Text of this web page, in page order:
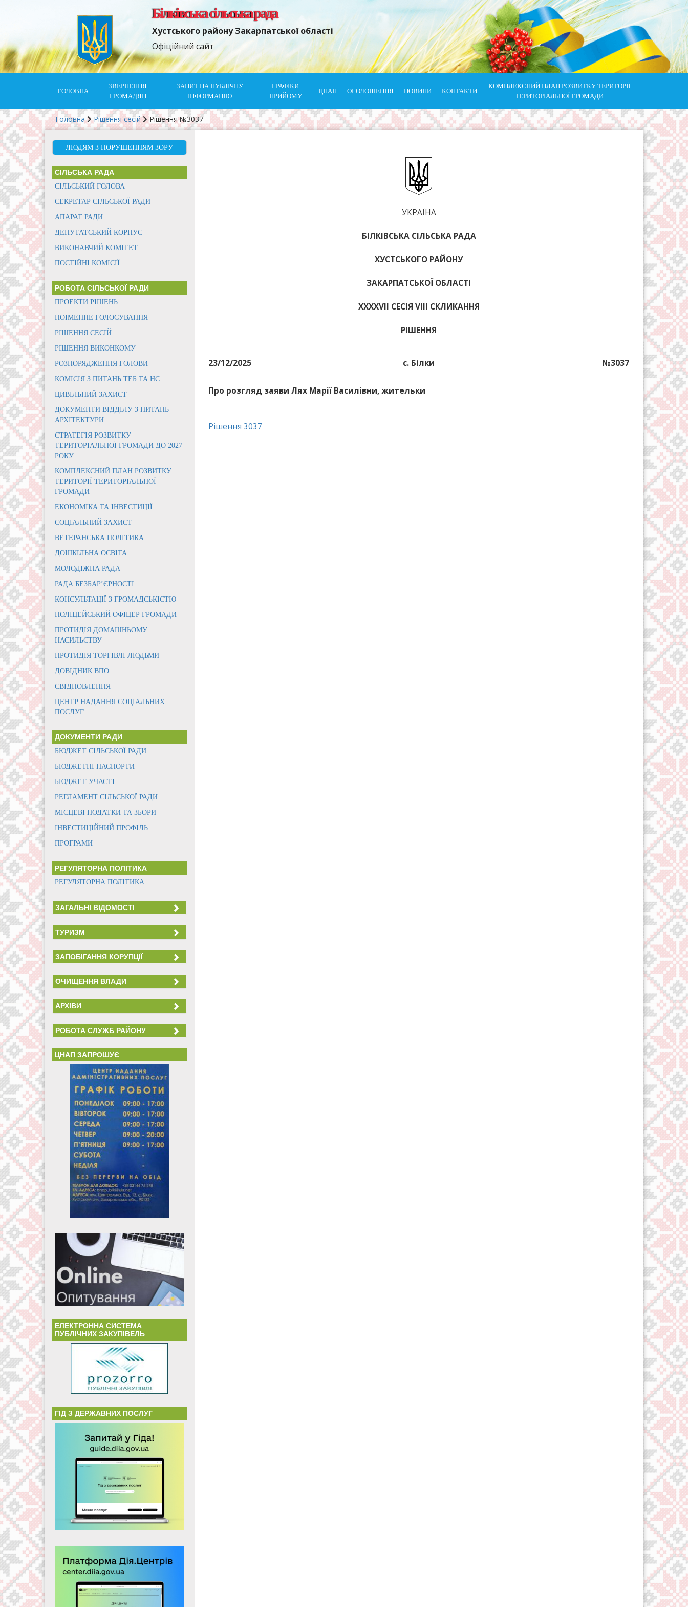
Білківська сільська рада
Хустського району Закарпатської області
Офіційний сайт
ГОЛОВНА
ЗВЕРНЕННЯ
ГРОМАДЯН
ЗАПИТ НА ПУБЛІЧНУ
ІНФОРМАЦІЮ
ГРАФІКИ
ПРИЙОМУ
ЦНАП ОГОЛОШЕННЯ НОВИНИ КОНТАКТИ
КОМПЛЕКСНИЙ ПЛАН РОЗВИТКУ ТЕРИТОРІЇ
ТЕРИТОРІАЛЬНОЇ ГРОМАДИ
Головна Рішення сесій Рішення №3037
ЛЮДЯМ З ПОРУШЕННЯМ ЗОРУ
СІЛЬСЬКА РАДА
СІЛЬСЬКИЙ ГОЛОВА
СЕКРЕТАР СІЛЬСЬКОЇ РАДИ
АПАРАТ РАДИ
ДЕПУТАТСЬКИЙ КОРПУС
ВИКОНАВЧИЙ КОМІТЕТ
ПОСТІЙНІ КОМІСІЇ
РОБОТА СІЛЬСЬКОЇ РАДИ
ПРОЕКТИ РІШЕНЬ
ПОІМЕННЕ ГОЛОСУВАННЯ
РІШЕННЯ СЕСІЙ
РІШЕННЯ ВИКОНКОМУ
РОЗПОРЯДЖЕННЯ ГОЛОВИ
КОМІСІЯ З ПИТАНЬ ТЕБ ТА НС
ЦИВІЛЬНИЙ ЗАХИСТ
ДОКУМЕНТИ ВІДДІЛУ З ПИТАНЬ
АРХІТЕКТУРИ
СТРАТЕГІЯ РОЗВИТКУ
ТЕРИТОРІАЛЬНОЇ ГРОМАДИ ДО 2027
РОКУ
КОМПЛЕКСНИЙ ПЛАН РОЗВИТКУ
ТЕРИТОРІЇ ТЕРИТОРІАЛЬНОЇ
ГРОМАДИ
ЕКОНОМІКА ТА ІНВЕСТИЦІЇ
СОЦІАЛЬНИЙ ЗАХИСТ
ВЕТЕРАНСЬКА ПОЛІТИКА
ДОШКІЛЬНА ОСВІТА
МОЛОДІЖНА РАДА
РАДА БЕЗБАР’ЄРНОСТІ
КОНСУЛЬТАЦІЇ З ГРОМАДСЬКІСТЮ
ПОЛІЦЕЙСЬКИЙ ОФІЦЕР ГРОМАДИ
ПРОТИДІЯ ДОМАШНЬОМУ
НАСИЛЬСТВУ
ПРОТИДІЯ ТОРГІВЛІ ЛЮДЬМИ
ДОВІДНИК ВПО
ЄВІДНОВЛЕННЯ
ЦЕНТР НАДАННЯ СОЦІАЛЬНИХ
ПОСЛУГ
ДОКУМЕНТИ РАДИ
БЮДЖЕТ СІЛЬСЬКОЇ РАДИ
БЮДЖЕТНІ ПАСПОРТИ
БЮДЖЕТ УЧАСТІ
РЕГЛАМЕНТ СІЛЬСЬКОЇ РАДИ
МІСЦЕВІ ПОДАТКИ ТА ЗБОРИ
ІНВЕСТИЦІЙНИЙ ПРОФІЛЬ
ПРОГРАМИ
РЕГУЛЯТОРНА ПОЛІТИКА
РЕГУЛЯТОРНА ПОЛІТИКА
ЗАГАЛЬНІ ВІДОМОСТІ
ТУРИЗМ
ЗАПОБІГАННЯ КОРУПЦІЇ
ОЧИЩЕННЯ ВЛАДИ
АРХІВИ
РОБОТА СЛУЖБ РАЙОНУ
ЦНАП ЗАПРОШУЄ
ЕЛЕКТРОННА СИСТЕМА
ПУБЛІЧНИХ ЗАКУПІВЕЛЬ
ГІД З ДЕРЖАВНИХ ПОСЛУГ
УКРАЇНА
БІЛКІВСЬКА СІЛЬСЬКА РАДА
ХУСТСЬКОГО РАЙОНУ
ЗАКАРПАТСЬКОЇ ОБЛАСТІ
ХХХХVІІ СЕСІЯ VIII СКЛИКАННЯ
РІШЕННЯ
23/12/2025 с. Білки №3037
Про розгляд заяви Лях Марії Василівни, жительки
Рішення 3037